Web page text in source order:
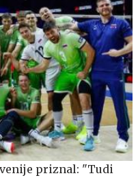
priznal: "Tudi